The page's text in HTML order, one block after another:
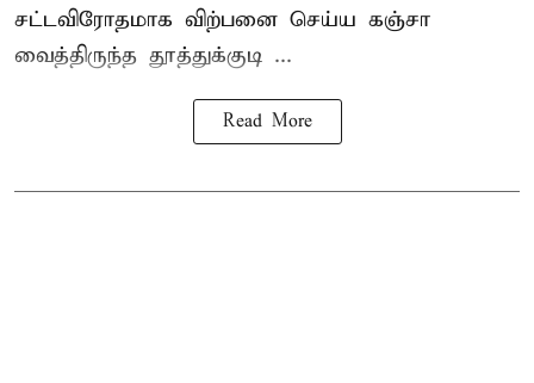
சட்டவிரோதமாக விற்பனை செய்ய கஞ்சா
வைத்திருந்த தூத்துக்குடி ...
Read More